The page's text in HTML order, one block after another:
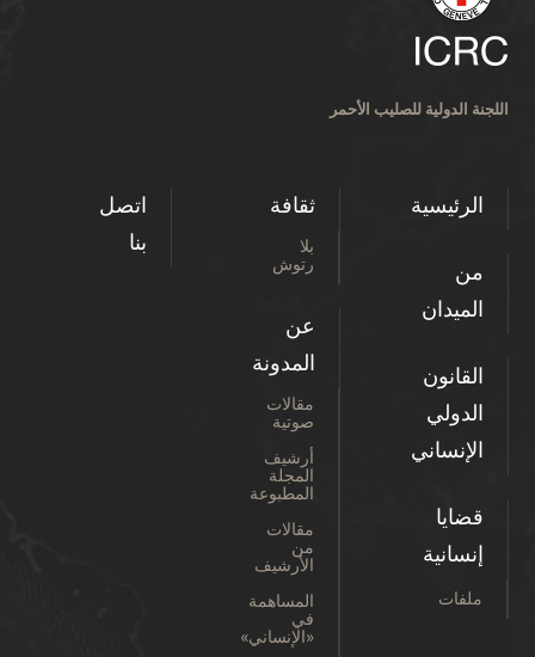
اللجنة الدولية للصليب الأحمر
الرئيسية
من
الميدان
القانون
الدولي
الإنساني
قضايا
إنسانية
ملفات
ثقافة
بلا
رتوش
عن
المدونة
مقالات
صوتية
أرشيف
المجلة
المطبوعة
مقالات
من
الأرشيف
المساهمة
في
«الإنساني»
اتصل
بنا